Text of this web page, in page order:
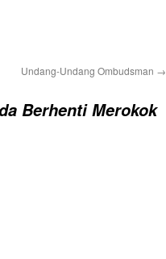
Undang-Undang Ombudsman →
Berhenti Merokok